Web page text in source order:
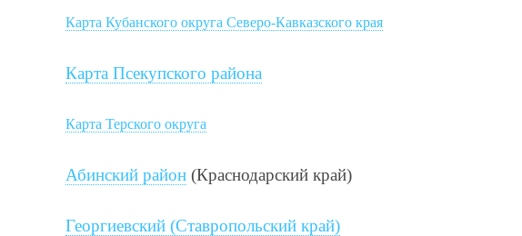
Карта Кубанского округа Северо-Кавказского края
Карта Псекупского района
Карта Терского округа
Абинский район (Краснодарский край)
Георгиевский (Ставропольский край)